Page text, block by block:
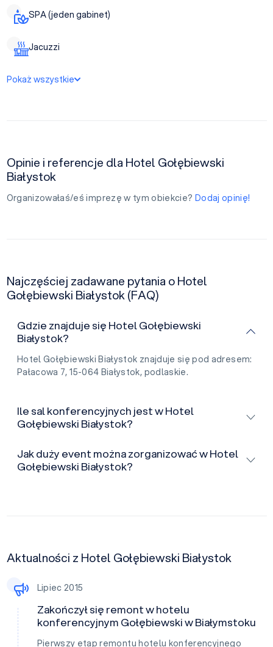
SPA (jeden gabinet)
Jacuzzi
Pokaż wszystkie
Opinie i referencje dla Hotel Gołębiewski
Białystok
Organizowałaś/eś imprezę w tym obiekcie? Dodaj opinię!
Najczęściej zadawane pytania o Hotel
Gołębiewski Białystok (FAQ)
Gdzie znajduje się Hotel Gołębiewski
Białystok?
Hotel Gołębiewski Białystok znajduje się pod adresem:
Pałacowa 7, 15-064 Białystok, podlaskie.
Ile sal konferencyjnych jest w Hotel
Gołębiewski Białystok?
Jak duży event można zorganizować w Hotel
Gołębiewski Białystok?
Aktualności z Hotel Gołębiewski Białystok
Lipiec 2015
Zakończył się remont w hotelu
konferencyjnym Gołębiewski w Białymstoku
Pierwszy etap remontu hotelu konferencyjnego